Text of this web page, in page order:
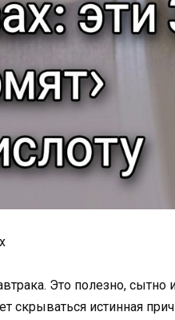
Это полезно, сытно
скрываться истинная